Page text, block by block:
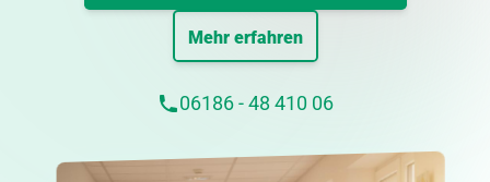
Mehr erfahren
06186 - 48 410 06